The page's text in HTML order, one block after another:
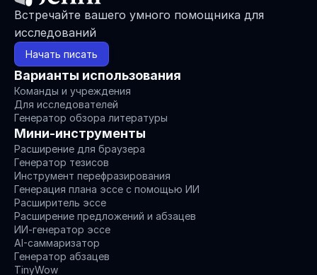
Встречайте вашего умного помощника для
исследований
Начать писать
Варианты использования
Команды и учреждения
Для исследователей
Генератор обзора литературы
Мини-инструменты
Расширение для браузера
Генератор тезисов
Инструмент перефразирования
Генерация плана эссе с помощью ИИ
Расширитель эссе
Расширение предложений и абзацев
ИИ-генератор эссе
AI-саммаризатор
Генератор абзацев
TinyWow